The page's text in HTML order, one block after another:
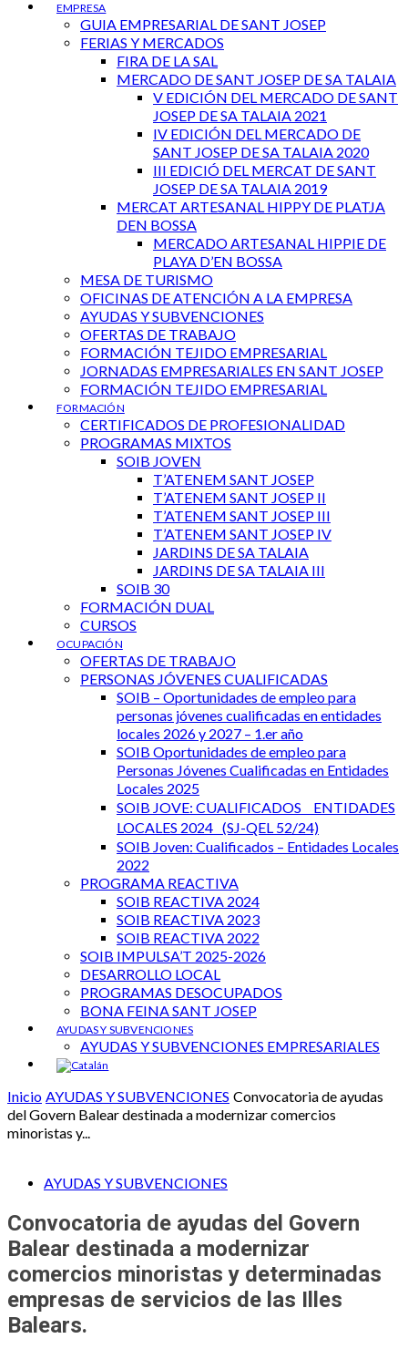
EMPRESA
GUIA EMPRESARIAL DE SANT JOSEP
FERIAS Y MERCADOS
FIRA DE LA SAL
MERCADO DE SANT JOSEP DE SA TALAIA
V EDICIÓN DEL MERCADO DE SANT
JOSEP DE SA TALAIA 2021
IV EDICIÓN DEL MERCADO DE
SANT JOSEP DE SA TALAIA 2020
III EDICIÓ DEL MERCAT DE SANT
JOSEP DE SA TALAIA 2019
MERCAT ARTESANAL HIPPY DE PLATJA
DEN BOSSA
MERCADO ARTESANAL HIPPIE DE
PLAYA D’EN BOSSA
MESA DE TURISMO
OFICINAS DE ATENCIÓN A LA EMPRESA
AYUDAS Y SUBVENCIONES
OFERTAS DE TRABAJO
FORMACIÓN TEJIDO EMPRESARIAL
JORNADAS EMPRESARIALES EN SANT JOSEP
FORMACIÓN TEJIDO EMPRESARIAL
FORMACIÓN
CERTIFICADOS DE PROFESIONALIDAD
PROGRAMAS MIXTOS
SOIB JOVEN
T’ATENEM SANT JOSEP
T’ATENEM SANT JOSEP II
T’ATENEM SANT JOSEP III
T’ATENEM SANT JOSEP IV
JARDINS DE SA TALAIA
JARDINS DE SA TALAIA III
SOIB 30
FORMACIÓN DUAL
CURSOS
OCUPACIÓN
OFERTAS DE TRABAJO
PERSONAS JÓVENES CUALIFICADAS
SOIB – Oportunidades de empleo para
personas jóvenes cualificadas en entidades
locales 2026 y 2027 – 1.er año
SOIB Oportunidades de empleo para
Personas Jóvenes Cualificadas en Entidades
Locales 2025
SOIB JOVE: CUALIFICADOS ENTIDADES
LOCALES 2024 (SJ-QEL 52/24)
SOIB Joven: Cualificados – Entidades Locales
2022
PROGRAMA REACTIVA
SOIB REACTIVA 2024
SOIB REACTIVA 2023
SOIB REACTIVA 2022
SOIB IMPULSA’T 2025-2026
DESARROLLO LOCAL
PROGRAMAS DESOCUPADOS
BONA FEINA SANT JOSEP
AYUDAS Y SUBVENCIONES
AYUDAS Y SUBVENCIONES EMPRESARIALES
Inicio AYUDAS Y SUBVENCIONES Convocatoria de ayudas
del Govern Balear destinada a modernizar comercios
minoristas y...
AYUDAS Y SUBVENCIONES
Convocatoria de ayudas del Govern
Balear destinada a modernizar
comercios minoristas y determinadas
empresas de servicios de las Illes
Balears.